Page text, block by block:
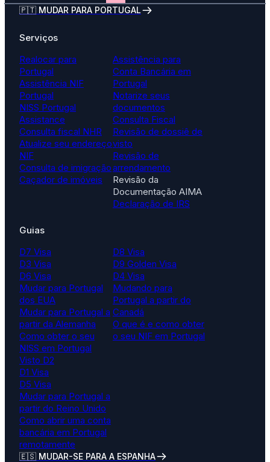
🇵🇹 MUDAR PARA PORTUGAL
Serviços
Realocar para
Portugal
Assistência NIF
Portugal
NISS Portugal
Assistance
Consulta fiscal NHR
Atualize seu endereço
NIF
Consulta de imigração
Caçador de imóveis
Assistência para
Conta Bancária em
Portugal
Notarize seus
documentos
Consulta Fiscal
Revisão de dossiê de
visto
Revisão de
arrendamento
Revisão da
Documentação AIMA
Declaração de IRS
Guias
D7 Visa
D3 Visa
D6 Visa
Mudar para Portugal
dos EUA
Mudar para Portugal a
partir da Alemanha
Como obter o seu
NISS em Portugal
D8 Visa
D9 Golden Visa
D4 Visa
Mudando para
Portugal a partir do
Canadá
O que é e como obter
o seu NIF em Portugal
Visto D2
D1 Visa
D5 Visa
Mudar para Portugal a
partir do Reino Unido
Como abrir uma conta
bancária em Portugal
remotamente
🇪🇸 MUDAR-SE PARA A ESPANHA